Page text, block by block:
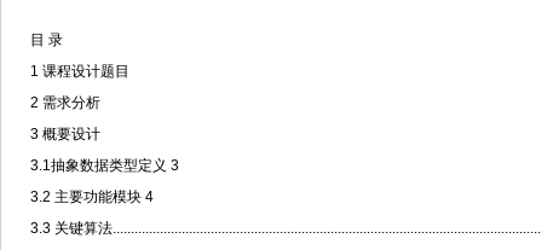
目 录
1 课程设计题目
2 需求分析
3 概要设计
3.1抽象数据类型定义 3
3.2 主要功能模块 4
3.3 关键算法